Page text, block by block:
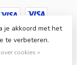
| Fysieke
-Lightspeed design
je akkoord met het
te verbeteren.
cookies »